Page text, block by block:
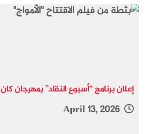
إعلان برنامج “أسبوع النقاد” بمهرجان كان 2026
April 13, 2026